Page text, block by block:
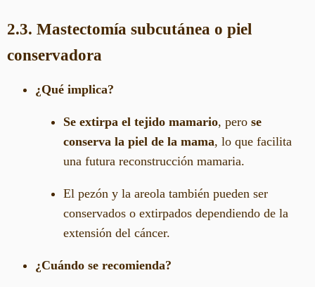
2.3. Mastectomía subcutánea o piel
conservadora
¿Qué implica?
Se extirpa el tejido mamario, pero se
conserva la piel de la mama, lo que facilita
una futura reconstrucción mamaria.
El pezón y la areola también pueden ser
conservados o extirpados dependiendo de la
extensión del cáncer.
¿Cuándo se recomienda?